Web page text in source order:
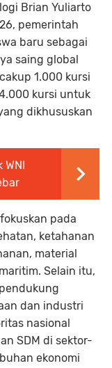
Brian Yuliarto
pemerintah
baru sebagai
saing global
1.000 kursi
kursi untuk
dikhususkan
pada
ketahanan
material
Selain itu,
dan industri
nasional
SDM di sektor-
ekonomi